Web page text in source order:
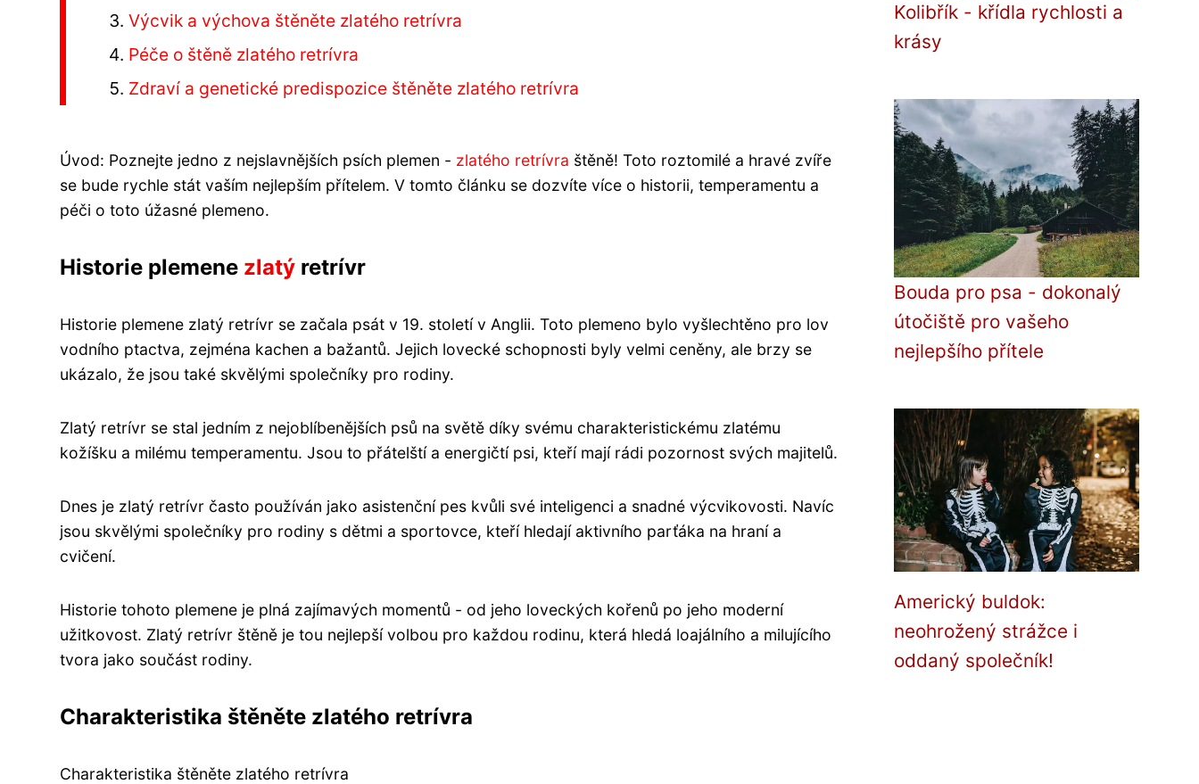
Výcvik a výchova štěněte zlatého retrívra
Péče o štěně zlatého retrívra
Zdraví a genetické predispozice štěněte zlatého retrívra
Úvod: Poznejte jedno z nejslavnějších psích plemen - zlatého retrívra štěně! Toto roztomilé a hravé zvíře
se bude rychle stát vaším nejlepším přítelem. V tomto článku se dozvíte více o historii, temperamentu a
péči o toto úžasné plemeno.
Historie plemene zlatý retrívr
Historie plemene zlatý retrívr se začala psát v 19. století v Anglii. Toto plemeno bylo vyšlechtěno pro lov
vodního ptactva, zejména kachen a bažantů. Jejich lovecké schopnosti byly velmi ceněny, ale brzy se
ukázalo, že jsou také skvělými společníky pro rodiny.
Zlatý retrívr se stal jedním z nejoblíbenějších psů na světě díky svému charakteristickému zlatému
kožíšku a milému temperamentu. Jsou to přátelští a energičtí psi, kteří mají rádi pozornost svých majitelů.
Dnes je zlatý retrívr často používán jako asistenční pes kvůli své inteligenci a snadné výcvikovosti. Navíc
jsou skvělými společníky pro rodiny s dětmi a sportovce, kteří hledají aktivního parťáka na hraní a
cvičení.
Historie tohoto plemene je plná zajímavých momentů - od jeho loveckých kořenů po jeho moderní
užitkovost. Zlatý retrívr štěně je tou nejlepší volbou pro každou rodinu, která hledá loajálního a milujícího
tvora jako součást rodiny.
Charakteristika štěněte zlatého retrívra
Charakteristika štěněte zlatého retrívra
Kolibřík - křídla rychlosti a
krásy
Bouda pro psa - dokonalý
útočiště pro vašeho
nejlepšího přítele
Americký buldok:
neohrožený strážce i
oddaný společník!